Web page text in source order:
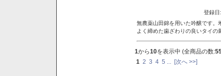
登録
無農薬山田錦を用いた吟醸です
よく締めた歯ざわりの良いタイ
1から10を表示中 (全商品の数:
1 2 3 4 5 [次へ >>]